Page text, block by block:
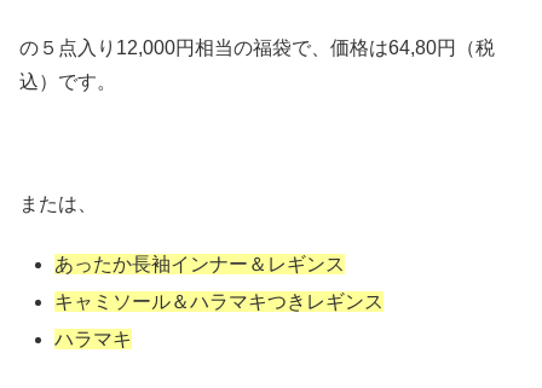
の５点入り12,000円相当の福袋で、価格は64,80円（税
込）です。
または、
あったか長袖インナー＆レギンス
キャミソール＆ハラマキつきレギンス
ハラマキ